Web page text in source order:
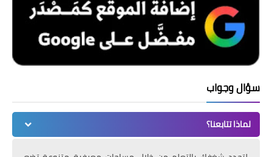
سؤال وجواب
لماذا تتابعنا؟